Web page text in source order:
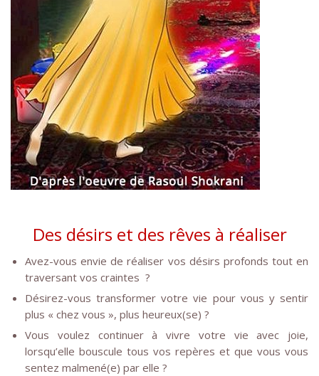
Des désirs et des rêves à réaliser
Avez-vous envie de réaliser vos désirs profonds tout en
traversant vos craintes ?
Désirez-vous transformer votre vie pour vous y sentir
plus « chez vous », plus heureux(se) ?
Vous voulez continuer à vivre votre vie avec joie,
lorsqu’elle bouscule tous vos repères et que vous vous
sentez malmené(e) par elle ?